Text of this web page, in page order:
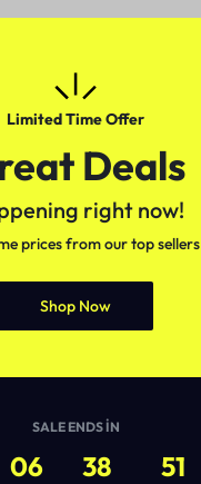
Limited Time Offer
Deals
right now!
prices from our top sellers
Shop Now
SALE ENDS IN
06 38 51